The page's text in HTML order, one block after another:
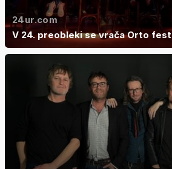
24ur.com
V 24. preobleki se vrača Orto fest